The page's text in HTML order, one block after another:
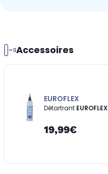
Accessoires
EUROFLEX
Détartrant EUROFLEX
19,99€